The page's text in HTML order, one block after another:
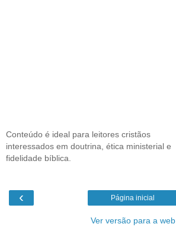
Conteúdo é ideal para leitores cristãos
interessados em doutrina, ética ministerial e
fidelidade bíblica.
‹ Página inicial
Ver versão para a web